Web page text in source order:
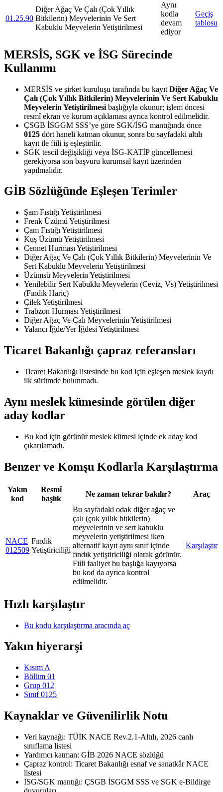
01.25.90
Diğer Ağaç Ve Çalı (Çok Yıllık
Bitkilerin) Meyvelerinin Ve Sert
Kabuklu Meyvelerin Yetiştirilmesi
Aynı
kodla
devam
ediyor
Geçiş
tablosu
MERSİS, SGK ve İSG Sürecinde
Kullanımı
MERSİS ve şirket kuruluşu tarafında bu kayıt Diğer Ağaç Ve
Çalı (Çok Yıllık Bitkilerin) Meyvelerinin Ve Sert Kabuklu
Meyvelerin Yetiştirilmesi başlığıyla okunur; işlem öncesi
resmî ekran ve kurum açıklaması ayrıca kontrol edilmelidir.
ÇSGB İSGGM SSS’ye göre SGK/İSG mantığında önce
0125 dört haneli katman okunur, sonra bu sayfadaki altılı
kayıt ile fiili iş eşleştirilir.
SGK tescil değişikliği veya İSG-KATİP güncellemesi
gerekiyorsa son başvuru kurumsal kayıt üzerinden
yapılmalıdır.
GİB Sözlüğünde Eşleşen Terimler
Şam Fıstığı Yetiştirilmesi
Frenk Üzümü Yetiştirilmesi
Çam Fıstığı Yetiştirilmesi
Kuş Üzümü Yetiştirilmesi
Cennet Hurması Yetiştirilmesi
Diğer Ağaç Ve Çalı (Çok Yıllık Bitkilerin) Meyvelerinin Ve
Sert Kabuklu Meyvelerin Yetiştirilmesi
Üzümsü Meyvelerin Yetiştirilmesi
Yenilebilir Sert Kabuklu Meyvelerin (Ceviz, Vs) Yetiştirilmesi
(Fındık Hariç)
Çilek Yetiştirilmesi
Trabzon Hurması Yetiştirilmesi
Diğer Ağaç Ve Çalı Meyvelerinin Yetiştirilmesi
Yalancı İğde/Yer İğdesi Yetiştirilmesi
Ticaret Bakanlığı çapraz referansları
Ticaret Bakanlığı listesinde bu kod için eşleşen meslek kaydı
ilk sürümde bulunmadı.
Aynı meslek kümesinde görülen diğer
aday kodlar
Bu kod için görünür meslek kümesi içinde ek aday kod
çıkarılamadı.
Benzer ve Komşu Kodlarla Karşılaştırma
Yakın
kod
Resmî
başlık
Ne zaman tekrar bakılır? Araç
NACE
012509
Fındık
Yetiştiriciliği
Bu sayfadaki odak diğer ağaç ve
çalı (çok yıllık bitkilerin)
meyvelerinin ve sert kabuklu
meyvelerin yetiştirilmesi iken
alternatif kayıt aynı sınıf içinde
fındık yetiştiriciliği olarak görünür.
Fiili faaliyet bu başlığa kayıyorsa
bu kod da ayrıca kontrol
edilmelidir.
Karşılaştır
Hızlı karşılaştır
Bu kodu karşılaştırma aracında aç
Yakın hiyerarşi
Kısım A
Bölüm 01
Grup 012
Sınıf 0125
Kaynaklar ve Güvenilirlik Notu
Veri kaynağı: TÜİK NACE Rev.2.1-Altılı, 2026 canlı
sınıflama listesi
Yardımcı katman: GİB 2026 NACE sözlüğü
Çapraz kontrol: Ticaret Bakanlığı esnaf ve sanatkâr NACE
listesi
İSG/SGK mantığı: ÇSGB İSGGM SSS ve SGK e-Bildirge